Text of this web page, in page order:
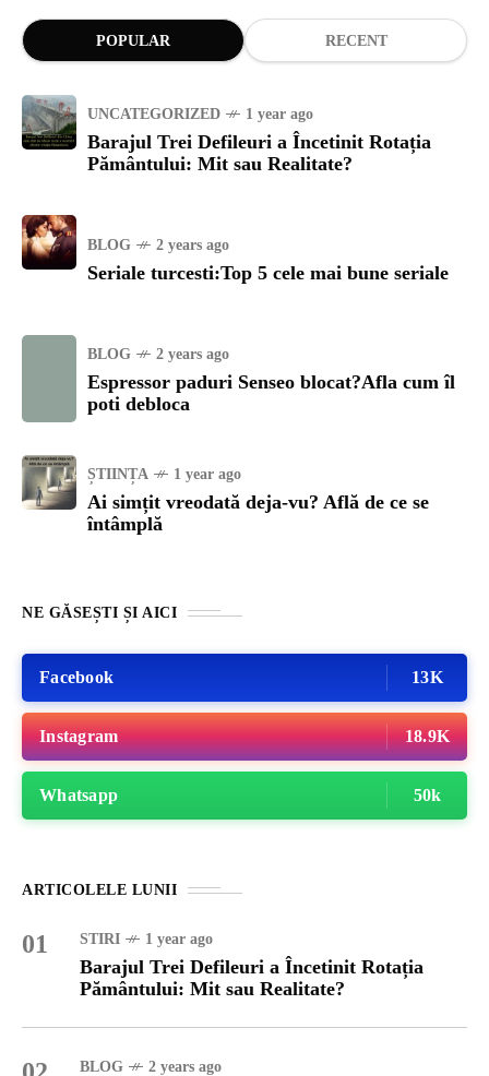
POPULAR RECENT
UNCATEGORIZED 1 year ago
Barajul Trei Defileuri a Încetinit Rotația
Pământului: Mit sau Realitate?
BLOG 2 years ago
Seriale turcesti:Top 5 cele mai bune seriale
BLOG 2 years ago
Espressor paduri Senseo blocat?Afla cum îl
poti debloca
ȘTIINȚA 1 year ago
Ai simțit vreodată deja-vu? Află de ce se
întâmplă
NE GĂSEȘTI ȘI AICI
Facebook 13K
Instagram 18.9K
Whatsapp 50k
ARTICOLELE LUNII
01 STIRI 1 year ago
Barajul Trei Defileuri a Încetinit Rotația
Pământului: Mit sau Realitate?
BLOG 2 years ago